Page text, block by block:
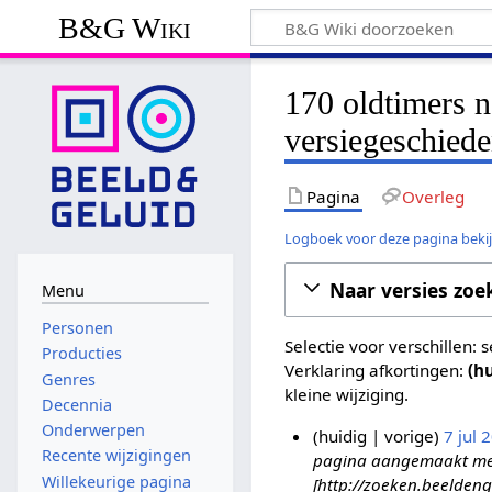
B&G Wiki
170 oldtimers
Pagina Overleg
Logboek voor deze pagina
Naar versies
Selectie voor verschillen:
Verklaring afkortingen:
kleine wijziging.
huidig vorige 7 jul
pagina aangemaakt
[http://
Menu
Personen
Producties
Genres
Decennia
Onderwerpen
Recente wijzigingen
Willekeurige pagina